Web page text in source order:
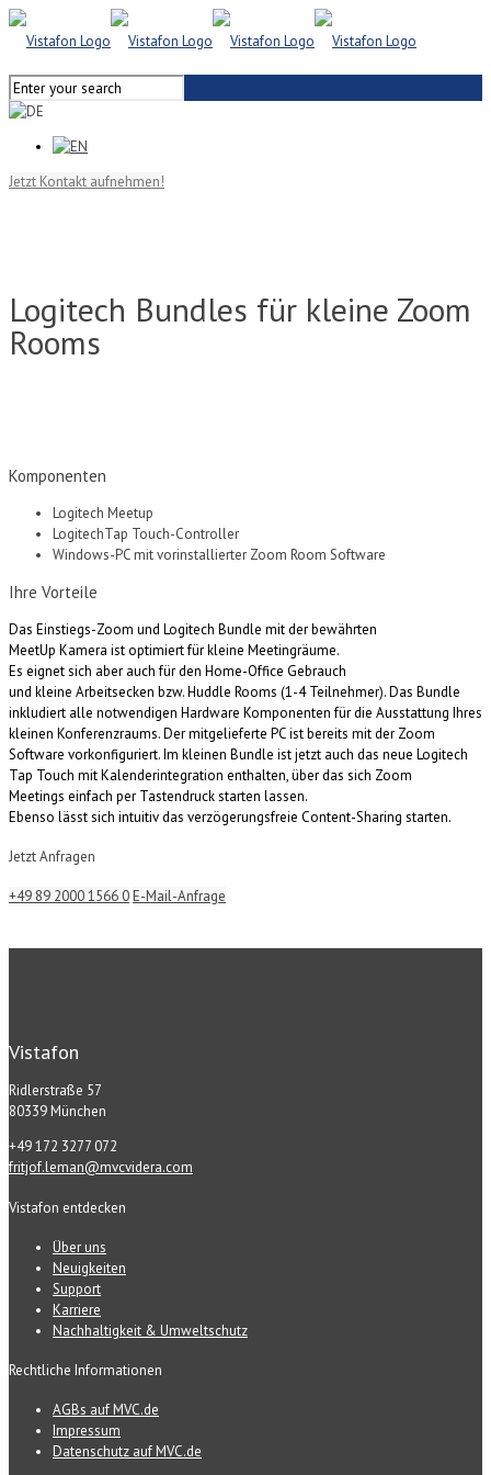
Jetzt Kontakt aufnehmen!
Logitech Bundles für kleine Zoom
Rooms
Komponenten
Logitech Meetup
LogitechTap Touch-Controller
Windows-PC mit vorinstallierter Zoom Room Software
Ihre Vorteile
Das Einstiegs-Zoom und Logitech Bundle mit der bewährten
MeetUp Kamera ist optimiert für kleine Meetingräume.
Es eignetsich aber auch fürden Home-Office Gebrauch
und kleine Arbeitsecken bzw.Huddle Rooms (1-4 Teilnehmer). Das Bundle
inkludiert alle notwendigen Hardware Komponenten für die Ausstattung Ihres
kleinen Konferenzraums. Der mitgelieferte PC ist bereits mit der Zoom
Software vorkonfiguriert.Im kleinen Bundle istjetzt auch das neue Logitech
Tap Touch mitKalenderintegration enthalten,überdas sich Zoom
Meetings einfach per Tastendruckstarten lassen.
Ebenso lässtsich intuitivdas verzögerungsfreie Content-Sharing starten.
Jetzt Anfragen
+49 89 2000 1566 0 E-Mail-Anfrage
Vistafon
Ridlerstraße 57
80339 München
+49 172 3277 072
fritjof.leman@mvcvidera.com
Vistafon entdecken
Über uns
Neuigkeiten
Support
Karriere
Nachhaltigkeit & Umweltschutz
Rechtliche Informationen
AGBs auf MVC.de
Impressum
Datenschutz auf MVC.de